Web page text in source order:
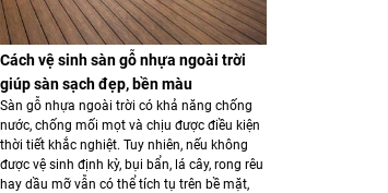
Cách vệ sinh sàn gỗ nhựa ngoài trời
giúp sàn sạch đẹp, bền màu
Sàn gỗ nhựa ngoài trời có khả năng chống
nước, chống mối mọt và chịu được điều kiện
thời tiết khắc nghiệt. Tuy nhiên, nếu không
được vệ sinh định kỳ, bụi bẩn, lá cây, rong rêu
hay dầu mỡ vẫn có thể tích tụ trên bề mặt,